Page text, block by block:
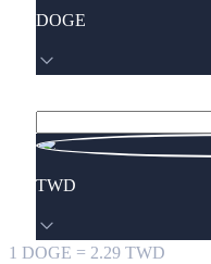
DOGE
TWD
1 DOGE = 2.29 TWD